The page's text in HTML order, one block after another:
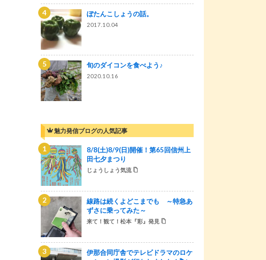
ぼたんこしょうの話。
2017.10.04
旬のダイコンを食べよう♪
2020.10.16
魅力発信ブログの人気記事
8/8(土)8/9(日)開催！第65回信州上
田七夕まつり
じょうしょう気流
線路は続くよどこまでも ～特急あ
ずさに乗ってみた～
来て！観て！松本『彩』発見
伊那合同庁舎でテレビドラマのロケ